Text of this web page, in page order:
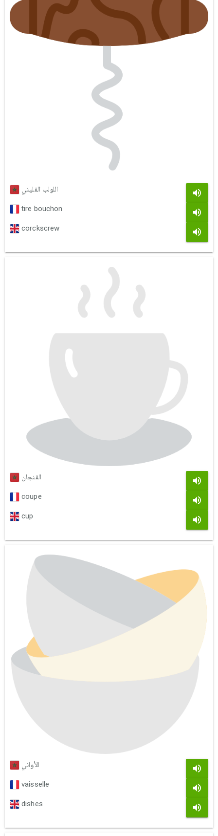
اللولب الفليني
tire bouchon
corckscrew
الفنجان
coupe
cup
الأواني
vaisselle
dishes